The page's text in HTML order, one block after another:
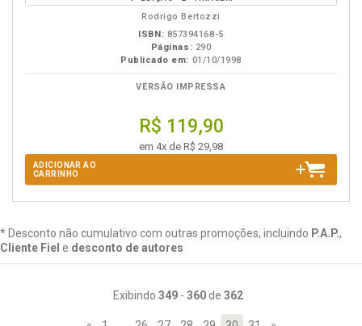
B.V.
obra
Rodrigo Bertozzi
ISBN: 857394168-5
Páginas: 290
Publicado em: 01/10/1998
VERSÃO IMPRESSA
R$ 119,90
em 4x de R$ 29,98
ADICIONAR AO
CARRINHO
* Desconto não cumulativo com outras promoções, incluindo P.A.P.,
Cliente Fiel e desconto de autores
Exibindo 349- 360de 362